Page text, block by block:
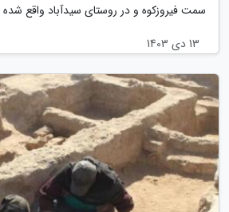
سمت فیروزکوه و در روستای سیدآباد واقع
13 دی 1403